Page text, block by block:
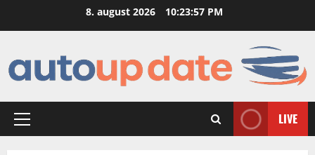
8. august 2026 10:23:58 PM
Primary
LIVE